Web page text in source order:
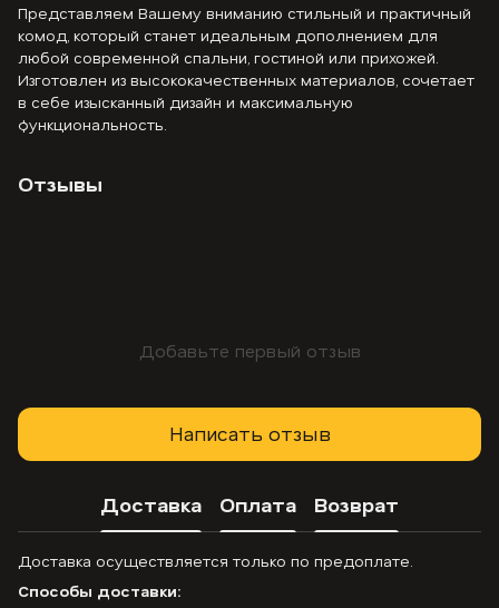
Представляем Вашему вниманию стильный и практичный
комод, который станет идеальным дополнением для
любой современной спальни, гостиной или прихожей.
Изготовлен из высококачественных материалов, сочетает
в себе изысканный дизайн и максимальную
функциональность.
Отзывы
Добавьте первый отзыв
Написать отзыв
Доставка Оплата Возврат
Доставка осуществляется только по предоплате.
Способы доставки: